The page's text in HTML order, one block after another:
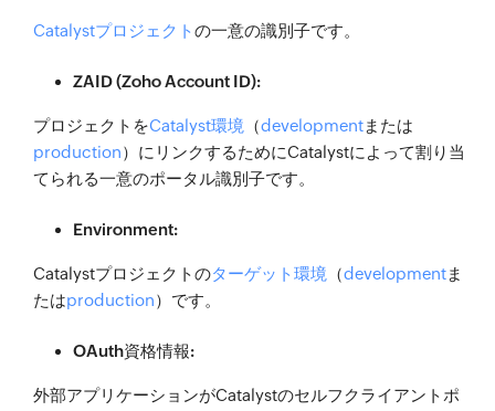
Catalystプロジェクトの一意の識別子です。
ZAID (Zoho Account ID):
プロジェクトをCatalyst環境 （developmentまたは
production）にリンクするためにCatalystによって割り当
てられる一意のポータル識別子です。
Environment:
Catalystプロジェクトのターゲット環境 （developmentま
たはproduction）です。
OAuth資格情報:
外部アプリケーションがCatalystのセルフクライアントポ